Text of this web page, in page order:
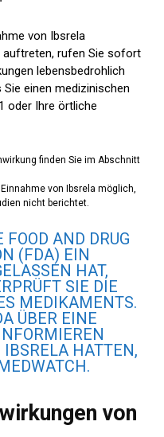
von Ibsrela
auftreten, rufen Sie sofort
lebensbedrohlich
einen medizinischen
oder Ihre örtliche
finden Sie im Abschnitt
von Ibsrela möglich,
nicht berichtet.
AND DRUG
(FDA) EIN
HAT,
SIE DIE
MEDIKAMENTS.
ÜBER EINE
HATTEN,
von